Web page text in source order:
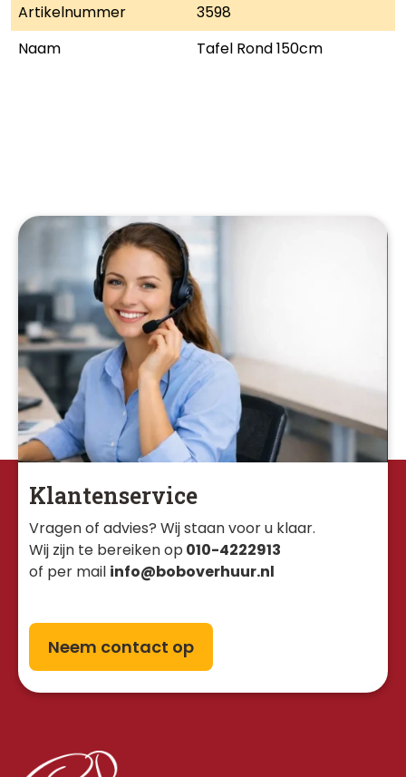
Artikelnummer
3598
Naam
Tafel Rond 150cm
Klantenservice
Vragen of advies? Wij staan voor u klaar.
Wij zijn te bereiken op 010-4222913
of per mail info@boboverhuur.nl
Neem contact op